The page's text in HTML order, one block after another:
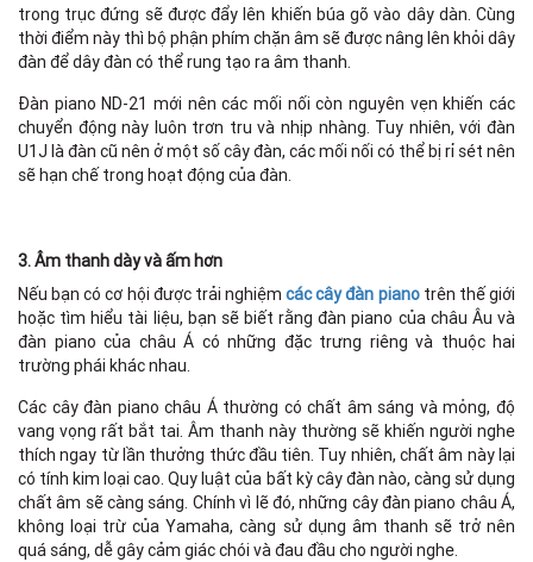
trong trục đứng sẽ được đẩy lên khiến búa gõ vào dây dàn. Cùng
thời điểm này thì bộ phận phím chặn âm sẽ được nâng lên khỏi dây
đàn để dây đàn có thể rung tạo ra âm thanh.
Đàn piano ND-21 mới nên các mối nối còn nguyên vẹn khiến các
chuyển động này luôn trơn tru và nhịp nhàng. Tuy nhiên, với đàn
U1J là đàn cũ nên ở một số cây đàn, các mối nối có thể bị rỉ sét nên
sẽ hạn chế trong hoạt động của đàn.
3. Âm thanh dày và ấm hơn
Nếu bạn có cơ hội được trải nghiệmcác cây đàn pianotrên thế giới
hoặc tìm hiểu tài liệu, bạn sẽ biết rằng đàn piano của châu Âu và
đàn piano của châu Á có những đặc trưng riêng và thuộc hai
trường phái khác nhau.
Các cây đàn piano châu Á thường có chất âm sáng và mỏng, độ
vang vọng rất bắt tai. Âm thanh này thường sẽ khiến người nghe
thích ngay từ lần thưởng thức đầu tiên. Tuy nhiên, chất âm này lại
có tính kim loại cao. Quy luật của bất kỳ cây đàn nào, càng sử dụng
chất âm sẽ càng sáng. Chính vì lẽ đó, những cây đàn piano châu Á,
không loại trừ của Yamaha, càng sử dụng âm thanh sẽ trở nên
quá sáng, dễ gây cảm giác chói và đau đầu cho người nghe.